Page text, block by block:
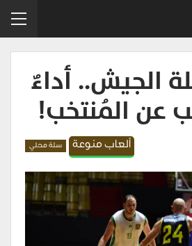
الجيش.. أداءٌ
عن المُنتخب!
ألعاب منوعة سلة محلي